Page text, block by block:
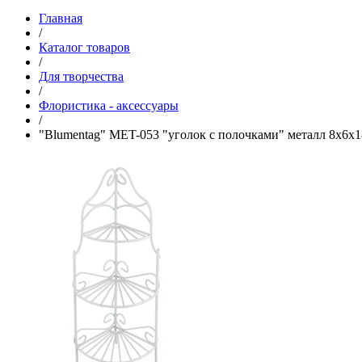
Главная
/
Каталог товаров
/
Для творчества
/
Флористика - аксессуары
/
"Blumentag" MET-053 "уголок с полочками" металл